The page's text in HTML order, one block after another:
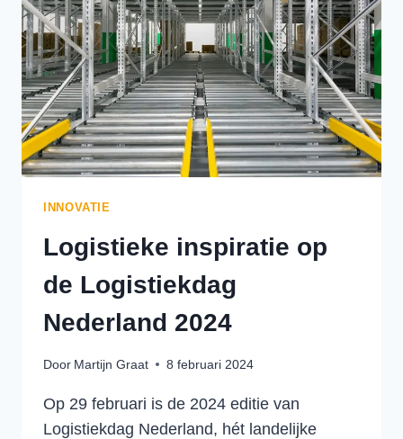
BLIJERE
MEDEWERKERS
INNOVATIE
Logistieke inspiratie op
de Logistiekdag
Nederland 2024
Door Martijn Graat 8 februari 2024
Op 29 februari is de 2024 editie van
Logistiekdag Nederland, hét landelijke